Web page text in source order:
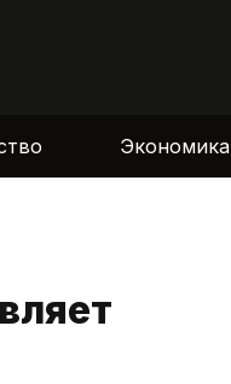
Экономика